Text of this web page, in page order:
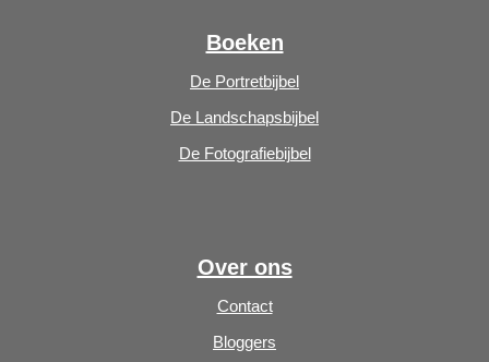
Boeken
De Portretbijbel
De Landschapsbijbel
De Fotografiebijbel
Over ons
Contact
Bloggers